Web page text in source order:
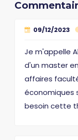
09/12/2023
Je m'appelle
d'un master
affaires
économiques
besoin cette